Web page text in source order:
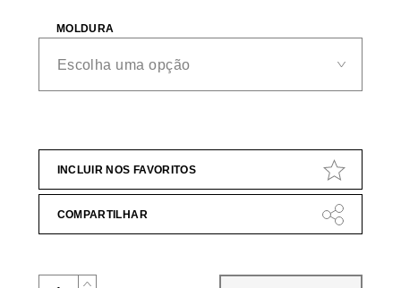
MOLDURA
INCLUIR NOS FAVORITOS
COMPARTILHAR